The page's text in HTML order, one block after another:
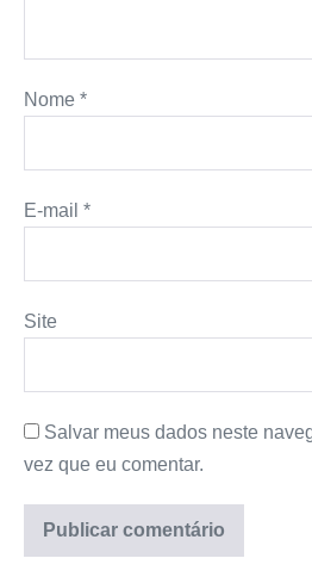
Nome *
E-mail *
Site
Salvar meus dados neste
vez que eu comentar.